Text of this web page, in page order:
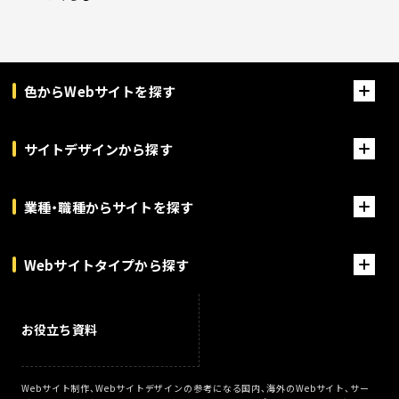
色からWebサイトを探す
サイトデザインから探す
業種・職種からサイトを探す
Webサイトタイプから探す
お役立ち資料
Webサイト制作、Webサイトデザインの参考になる国内、海外のWebサイト、サー